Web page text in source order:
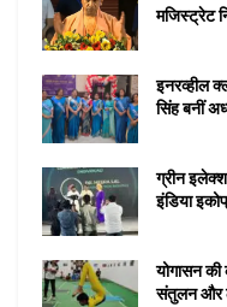
मजिस्ट्रेट
इनरव्हील
सिंह बनीं
ग्रीन
इंडिया
योगासन की
संतुलन और